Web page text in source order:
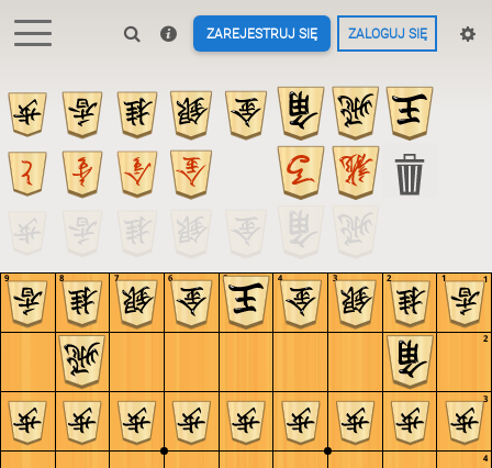
ZAREJESTRUJ SIĘ ZALOGUJ SIĘ
4
3
2
1
9 8 7 6 5 4 3 2 1